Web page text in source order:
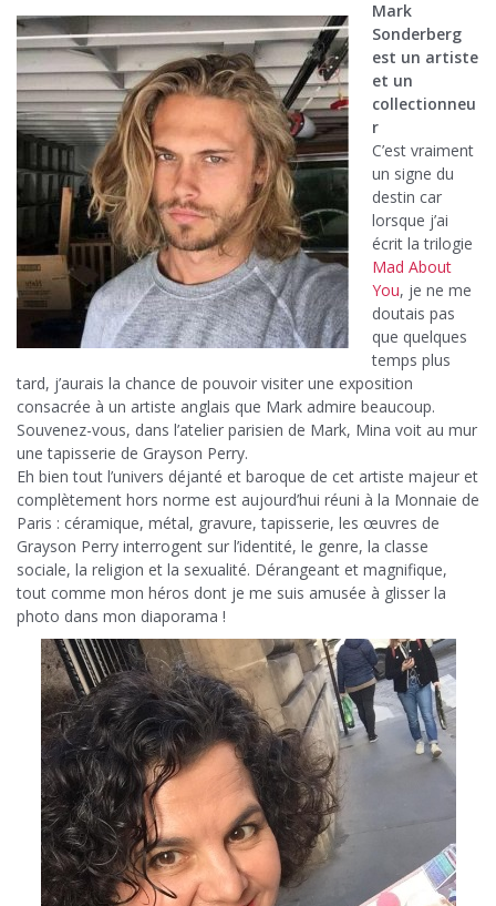
Mark
Sonderberg
est un artiste
et un
collectionneu
r
C’est vraiment
un signe du
destin car
lorsque j’ai
écrit la trilogie
Mad About
You, je ne me
doutais pas
que quelques
temps plus
tard, j’aurais la chance de pouvoir visiter une exposition
consacrée à un artiste anglais que Mark admire beaucoup.
Souvenez-vous, dans l’atelier parisien de Mark, Mina voit au mur
une tapisserie de Grayson Perry.
Eh bien tout l’univers déjanté et baroque de cet artiste majeur et
complètement hors norme est aujourd’hui réuni à la Monnaie de
Paris : céramique, métal, gravure, tapisserie, les œuvres de
Grayson Perry interrogent sur l’identité, le genre, la classe
sociale, la religion et la sexualité. Dérangeant et magnifique,
tout comme mon héros dont je me suis amusée à glisser la
photo dans mon diaporama !